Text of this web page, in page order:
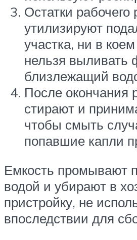
Остатки рабочего
утилизируют
участка, ни в
нельзя выливать
близлежащий
После окончания
стирают и
чтобы смыть
попавшие капли
Емкость промывают
водой и убирают в
пристройку, не
впоследствии для